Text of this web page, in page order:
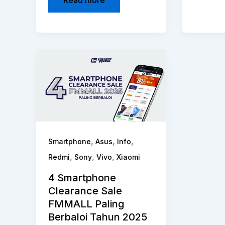
Smartphone, Asus, Info,
Redmi, Sony, Vivo, Xiaomi
4 Smartphone
Clearance Sale
FMMALL Paling
Berbaloi Tahun 2025